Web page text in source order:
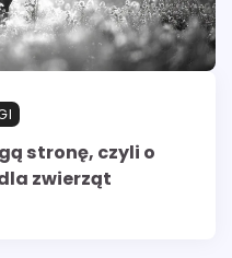
stronę, czyli o
zwierząt